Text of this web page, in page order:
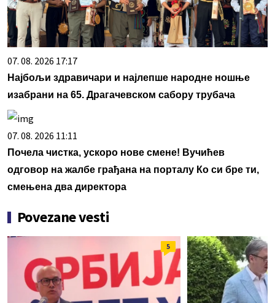
07. 08. 2026 17:17
Најбољи здравичари и најлепше народне ношње
изабрани на 65. Драгачевском сабору трубача
07. 08. 2026 11:11
Почела чистка, ускоро нове смене! Вучићев
одговор на жалбе грађана на порталу Ко си бре ти,
смењена два директора
Povezane vesti
5